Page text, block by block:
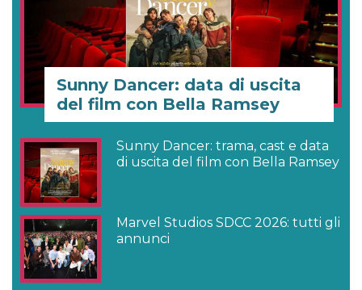
Sunny Dancer: data di uscita
del film con Bella Ramsey
Sunny Dancer: trama, cast e data
di uscita del film con Bella Ramsey
Marvel Studios SDCC 2026: tutti gli
annunci